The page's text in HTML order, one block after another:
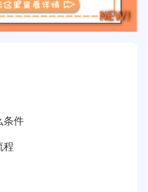
条件
程